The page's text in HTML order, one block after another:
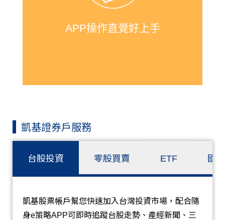
APP操作直覺好上手
操作不論是股票下單，還是股票抽籤的
凱基證券戶服務
台股投資 零股買賣 ETF 國
凱基股票帳戶幫您快速加入台灣投資市場，配合隨
身e策略APP可即時追蹤台股走勢、產經新聞、三